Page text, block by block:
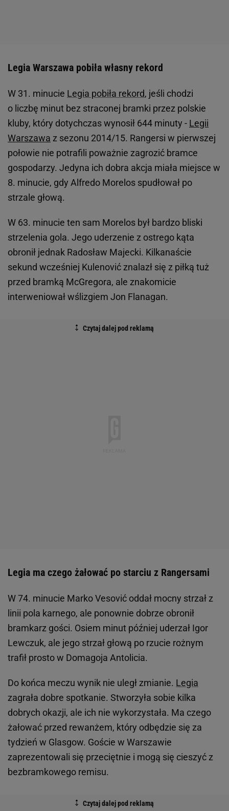
Legia Warszawa pobiła własny rekord
W 31. minucie Legia pobiła rekord, jeśli chodzi
o liczbę minut bez straconej bramki przez polskie
kluby, który dotychczas wynosił 644 minuty - Legii
Warszawa z sezonu 2014/15. Rangersi w pierwszej
połowie nie potrafili poważnie zagrozić bramce
gospodarzy. Jedyna ich dobra akcja miała miejsce w
8. minucie, gdy Alfredo Morelos spudłował po
strzale głową.
W 63. minucie ten sam Morelos był bardzo bliski
strzelenia gola. Jego uderzenie z ostrego kąta
obronił jednak Radosław Majecki. Kilkanaście
sekund wcześniej Kulenović znalazł się z piłką tuż
przed bramką McGregora, ale znakomicie
interweniował wślizgiem Jon Flanagan.
Legia ma czego żałować po starciu z Rangersami
W 74. minucie Marko Vesović oddał mocny strzał z
linii pola karnego, ale ponownie dobrze obronił
bramkarz gości. Osiem minut później uderzał Igor
Lewczuk, ale jego strzał głową po rzucie rożnym
trafił prosto w Domagoja Antolicia.
Do końca meczu wynik nie uległ zmianie. Legia
zagrała dobre spotkanie. Stworzyła sobie kilka
dobrych okazji, ale ich nie wykorzystała. Ma czego
żałować przed rewanżem, który odbędzie się za
tydzień w Glasgow. Goście w Warszawie
zaprezentowali się przeciętnie i mogą się cieszyć z
bezbramkowego remisu.